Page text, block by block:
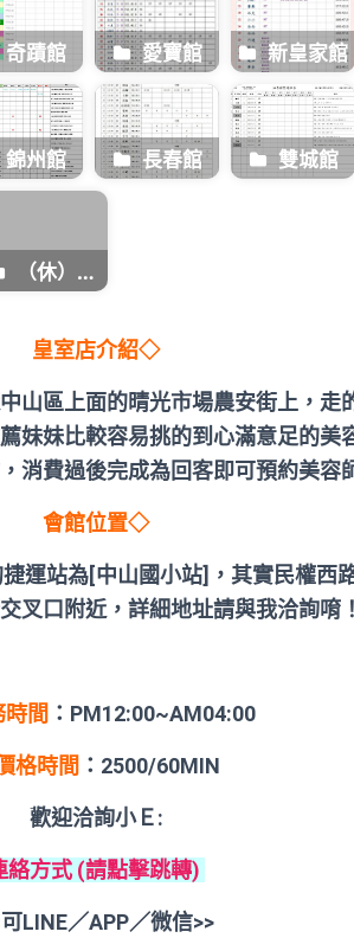
蹟館 愛寶館 新皇家館
州館 長春館 雙城館
（休）長
皇室店介紹◇
山區上面的晴光市場農安街上，走
妹妹比較容易挑的到心滿意足的美
消費過後完成為回客即可預約美容
會館位置◇
運站為[中山國小站]，其實民權西
叉口附近，詳細地址請與我洽詢唷！
間 ：PM12:00~AM04:00
格時間 ：2500/60MIN
歡迎洽詢小Ｅ:
絡方式 (請點擊跳轉)
可LINE／APP／微信>>